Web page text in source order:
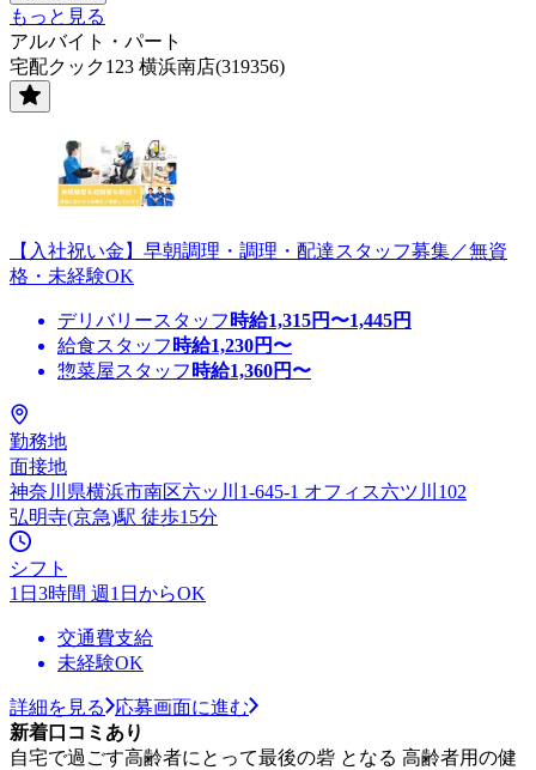
もっと見る
アルバイト・パート
宅配クック123 横浜南店(319356)
【入社祝い金】早朝調理・調理・配達スタッフ募集／無資
格・未経験OK
デリバリースタッフ 時給1,315円〜1,445円
給食スタッフ 時給1,230円〜
惣菜屋スタッフ 時給1,360円〜
勤務地
面接地
神奈川県横浜市南区六ッ川1-645-1 オフィス六ツ川102
弘明寺(京急)駅 徒歩15分
シフト
1日3時間 週1日からOK
交通費支給
未経験OK
詳細を見る
応募画面に進む
新着口コミあり
自宅で過ごす高齢者にとって最後の砦 となる 高齢者用の健